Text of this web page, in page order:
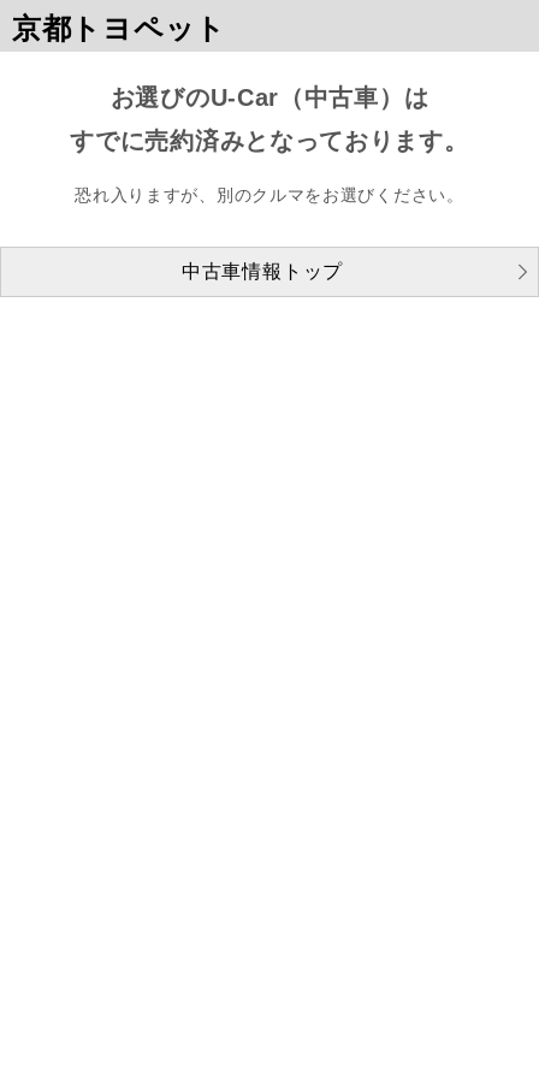
京都トヨペット
お選びのU-Car（中古車）は
すでに売約済みとなっております。
恐れ入りますが、別のクルマをお選びください。
中古車情報トップ